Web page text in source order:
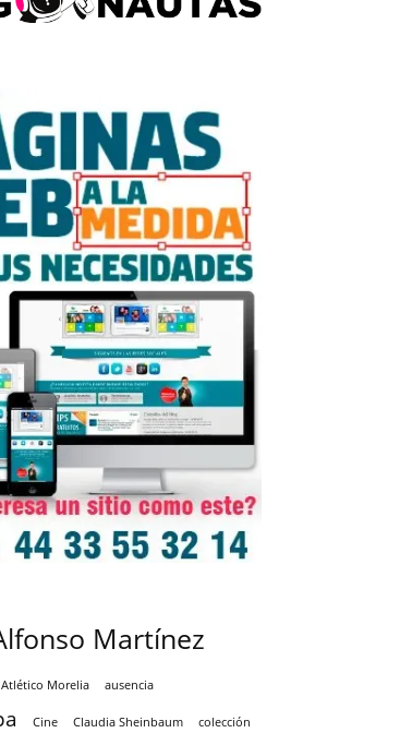
Martínez
Atlético Morelia ausencia
Cine Claudia Sheinbaum colección